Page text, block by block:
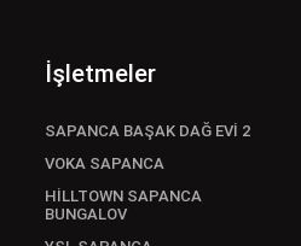
İşletmeler
SAPANCA BAŞAK DAĞ EVİ 2
VOKA SAPANCA
HİLLTOWN SAPANCA
BUNGALOV